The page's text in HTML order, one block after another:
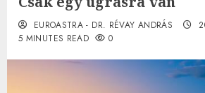
EUROASTRA - DR. RÉVAY ANDRÁS
5 MINUTES READ
0